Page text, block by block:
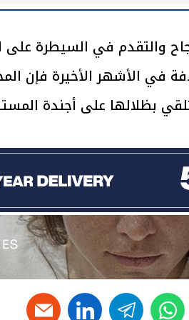
والتقدم في السيطرة
نسبة 2% المستهدفة في الأشهر
بظلالها على أجندة
whats
telegram
linkedin
الإجراءات الخاصة
الرئاسية بطرح وحدات
للمواطنين